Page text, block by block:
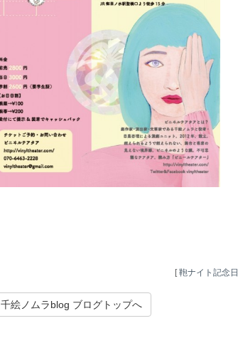
[鞄ナイト記念日
千絵ノムラblog ブログトップへ